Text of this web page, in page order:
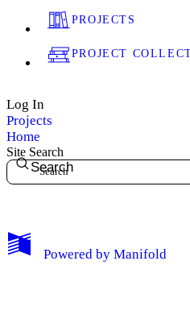
My Notes +
PROJECTS
PROJECT
Log In
Projects
Home
Site Search
Search
Powered by Manifold